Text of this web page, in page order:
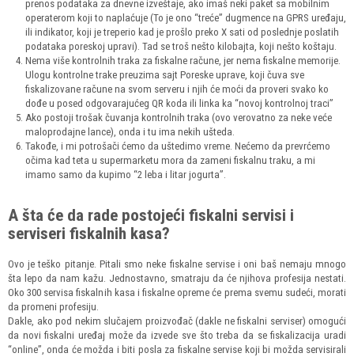
prenos podataka za dnevne izveštaje, ako imaš neki paket sa mobilnim
operaterom koji to naplaćuje (To je ono “treće” dugmence na GPRS uređaju,
ili indikator, koji je treperio kad je prošlo preko X sati od poslednje poslatih
podataka poreskoj upravi). Tad se troš nešto kilobajta, koji nešto koštaju.
Nema više kontrolnih traka za fiskalne račune, jer nema fiskalne memorije.
Ulogu kontrolne trake preuzima sajt Poreske uprave, koji čuva sve
fiskalizovane račune na svom serveru i njih će moći da proveri svako ko
dođe u posed odgovarajućeg QR koda ili linka ka “novoj kontrolnoj traci”
Ako postoji trošak čuvanja kontrolnih traka (ovo verovatno za neke veće
maloprodajne lance), onda i tu ima nekih ušteda.
Takođe, i mi potrošači ćemo da uštedimo vreme. Nećemo da prevrćemo
očima kad teta u supermarketu mora da zameni fiskalnu traku, a mi
imamo samo da kupimo “2 leba i litar jogurta”.
A šta će da rade postojeći fiskalni servisi i
serviseri fiskalnih kasa?
Ovo je teško pitanje. Pitali smo neke fiskalne servise i oni baš nemaju mnogo
šta lepo da nam kažu. Jednostavno, smatraju da će njihova profesija nestati.
Oko 300 servisa fiskalnih kasa i fiskalne opreme će prema svemu sudeći, morati
da promeni profesiju.
Dakle, ako pod nekim slučajem proizvođač (dakle ne fiskalni serviser) omogući
da novi fiskalni uređaj može da izvede sve što treba da se fiskalizacija uradi
“online”, onda će možda i biti posla za fiskalne servise koji bi možda servisirali